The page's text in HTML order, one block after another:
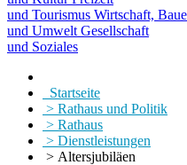
und Tourismus Wirtschaft,
und Umwelt Gesellschaft
und Soziales
Startseite
> Rathaus und Politik
> Rathaus
> Dienstleistungen
> Altersjubiläen